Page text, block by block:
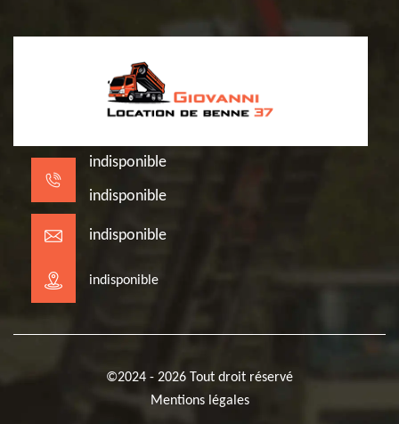
indisponible
indisponible
indisponible
indisponible
©2024 - 2026 Tout droit réservé
Mentions légales